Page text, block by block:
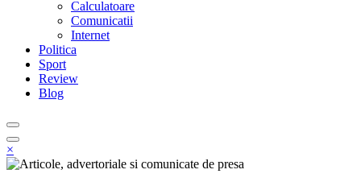
Calculatoare
Comunicatii
Internet
Politica
Sport
Review
Blog
×